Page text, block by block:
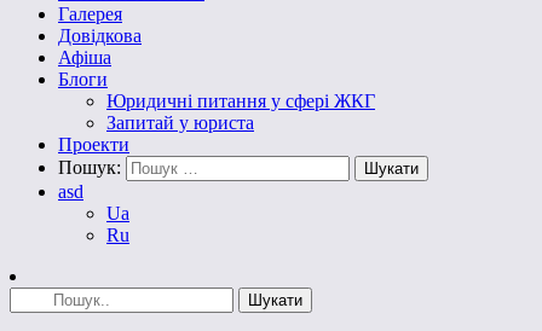
Галерея
Довідкова
Афіша
Блоги
Юридичні питання у сфері ЖКГ
Запитай у юриста
Проекти
Пошук:
asd
Ua
Ru